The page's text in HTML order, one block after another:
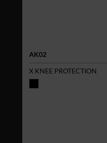
AK02
X KNEE PROTECTION